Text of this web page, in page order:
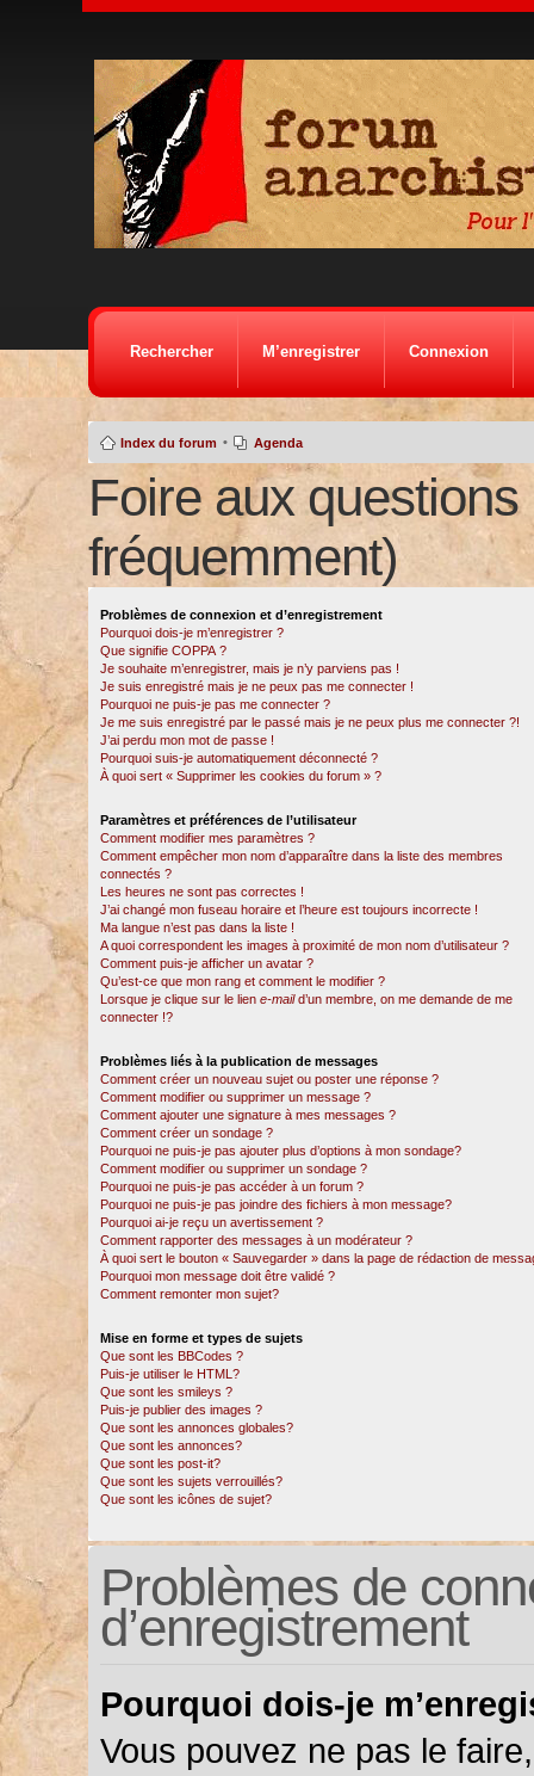
Rechercher M’enregistrer Connexion
Index du forum • Agenda
Foire aux
fréquemment)
Problèmes de connexion et d’enregistrement
Pourquoi dois-je m’enregistrer ?
Que signifie COPPA ?
Je souhaite m’enregistrer, mais je n’y parviens pas !
Je suis enregistré mais je ne peux pas me connecter !
Pourquoi ne puis-je pas me connecter ?
Je me suis enregistré par le passé mais je ne peux plus me connecter ?!
J’ai perdu mon mot de passe !
Pourquoi suis-je automatiquement déconnecté ?
À quoi sert « Supprimer les cookies du forum » ?
Paramètres et préférences de l’utilisateur
Comment modifier mes paramètres ?
Comment empêcher mon nom d’apparaître dans la liste des membres
connectés ?
Les heures ne sont pas correctes !
J’ai changé mon fuseau horaire et l’heure est toujours incorrecte !
Ma langue n’est pas dans la liste !
A quoi correspondent les images à proximité de mon nom d’utilisateur ?
Comment puis-je afficher un avatar ?
Qu’est-ce que mon rang et comment le modifier ?
Lorsque je clique sur le lien e-maild’un membre, on me demande de me
connecter !?
Problèmes liés à la publication de messages
Comment créer un nouveau sujet ou poster une réponse ?
Comment modifier ou supprimer un message ?
Comment ajouter une signature à mes messages ?
Comment créer un sondage ?
Pourquoi ne puis-je pas ajouter plus d’options à mon sondage?
Comment modifier ou supprimer un sondage ?
Pourquoi ne puis-je pas accéder à un forum ?
Pourquoi ne puis-je pas joindre des fichiers à mon message?
Pourquoi ai-je reçu un avertissement ?
Comment rapporter des messages à un modérateur ?
À quoi sert le bouton « Sauvegarder » dans la page de rédaction de
Pourquoi mon message doit être validé ?
Comment remonter mon sujet?
Mise en forme et types de sujets
Que sont les BBCodes ?
Puis-je utiliser le HTML?
Que sont les smileys ?
Puis-je publier des images ?
Que sont les annonces globales?
Que sont les annonces?
Que sont les post-it?
Que sont les sujets verrouillés?
Que sont les icônes de sujet?
Problèmes de
d’enregistrement
Pourquoi dois-je
Vous pouvez ne pas le